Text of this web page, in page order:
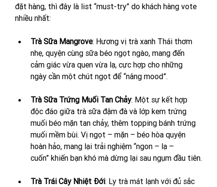
đặt hàng, thì đây là list “must-try” do khách hàng vote
nhiều nhất:
Trà Sữa Mangrove: Hương vị trà xanh Thái thơm
nhẹ, quyện cùng sữa béo ngọt ngào, mang đến
cảm giác vừa quen vừa lạ, cực hợp cho những
ngày cần một chút ngọt để “nâng mood”.
Trà Sữa Trứng Muối Tan Chảy: Một sự kết hợp
độc đáo giữa trà sữa đậm đà và lớp kem trứng
muối béo mặn tan chảy, thêm topping bánh trứng
muối mềm bùi. Vị ngọt – mặn – béo hòa quyện
hoàn hảo, mang lại trải nghiệm “ngon – lạ –
cuốn” khiến bạn khó mà dừng lại sau ngụm đầu tiên.
Trà Trái Cây Nhiệt Đới: Ly trà mát lạnh với đủ sắc